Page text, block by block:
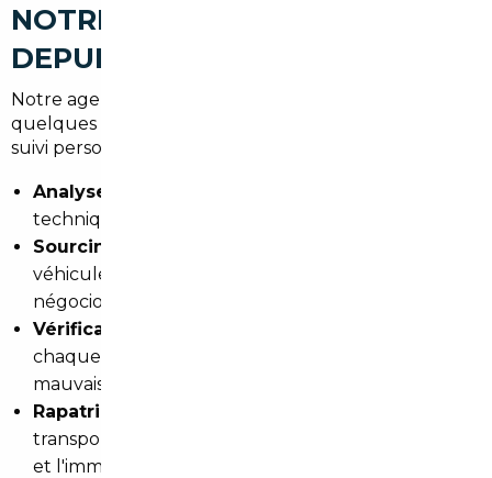
NOTRE ACCOMPAGNEMENT
DEPUIS BÈGLES
Notre agence de référence est basée à
quelques minutes de Bègles. Vous bénéficiez d'un
suivi personnalisé à chaque étape du projet :
Analyse de vos besoins
techniques, délai souhaité.
Sourcing européen
véhicules correspondants dans notre réseau et
négocions les prix pour vous.
Vérification mécanique et administrative
chaque véhicule est contrôlé avant achat. Aucune
mauvaise surprise à la livraison.
Rapatriement et homologation
transport, les formalités douanières si nécessaires,
et l'immatriculation française.